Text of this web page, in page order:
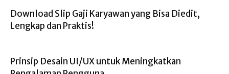
Download Slip Gaji Karyawan yang Bisa Diedit,
Lengkap dan Praktis!
Prinsip Desain UI/UX untuk Meningkatkan